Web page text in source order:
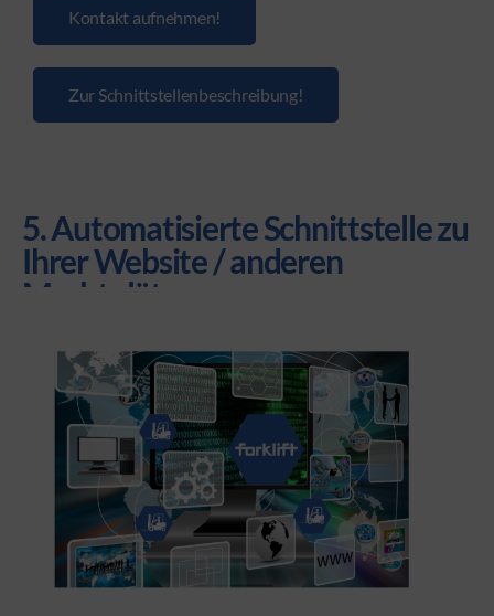
Kontakt aufnehmen!
Zur Schnittstellenbeschreibung!
5. Automatisierte Schnittstelle zu
Ihrer Website / anderen
Marktplätzen
Geräte zu Forklift importieren?
Sie pflegen Ihre Artikel bereits bei einer anderen Website oder einem
anderen Marktplatz und möchten Ihre Geräte übernehmen?
Kein Problem – Wir richten Ihnen ihre Schnittstelle zu unserem
Marktplatz ein.
Für Sie ohne Aufwand!
Kontakt aufnehmen!